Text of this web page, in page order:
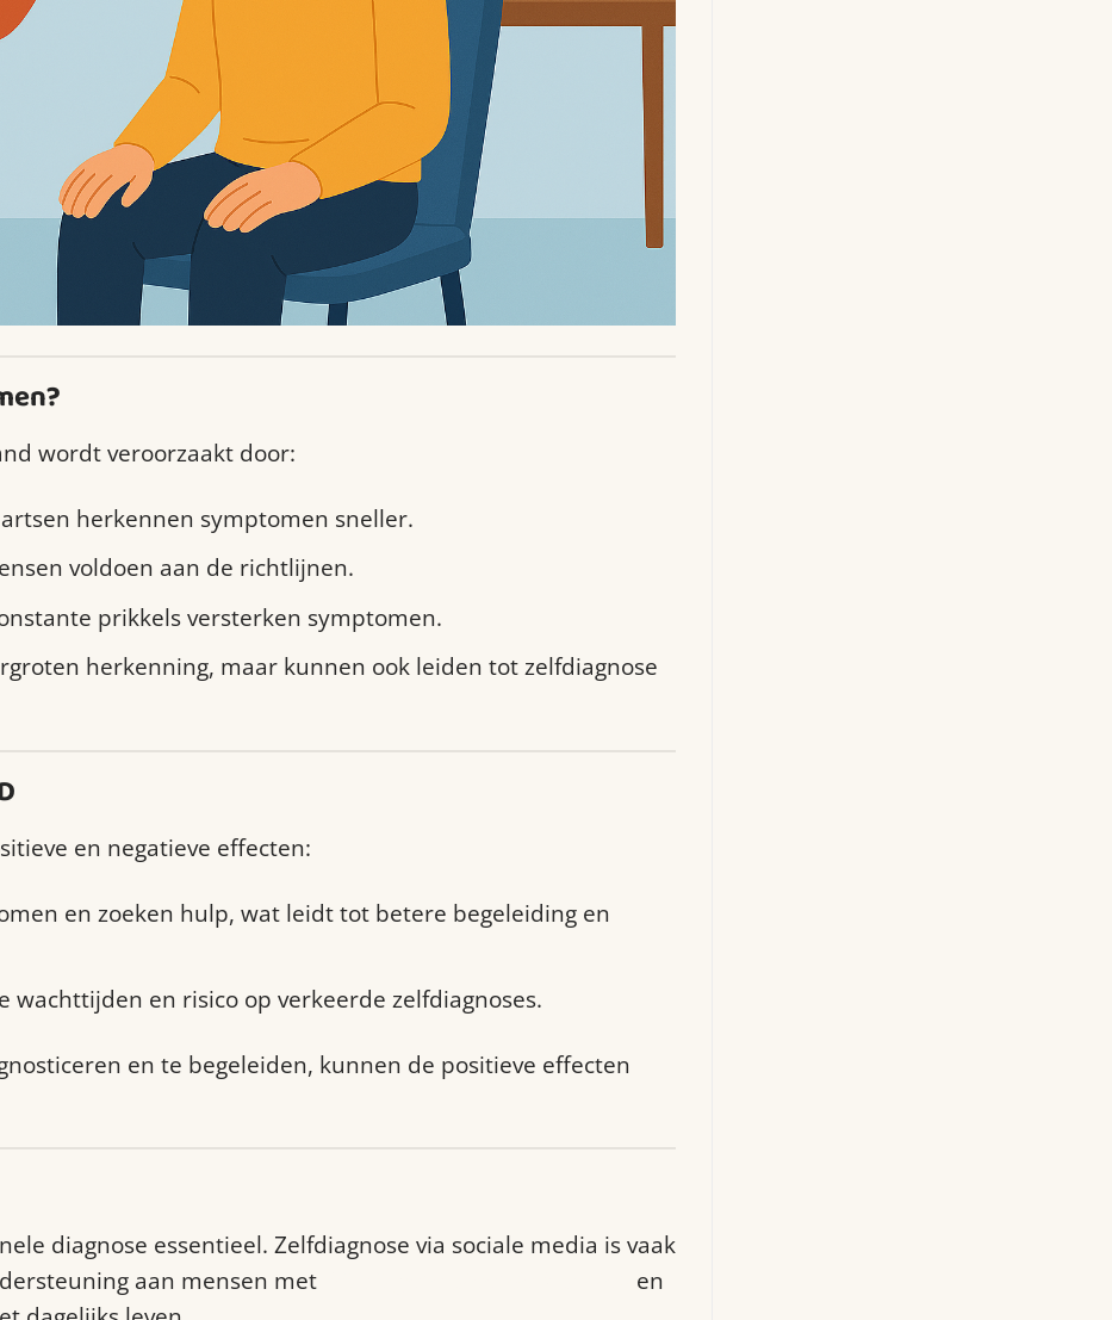
wordt veroorzaakt door:
herkennen symptomen sneller.
voldoen aan de richtlijnen.
prikkels versterken symptomen.
herkenning, maar kunnen ook leiden tot zelfdiagnose
en negatieve effecten:
en zoeken hulp, wat leidt tot betere begeleiding en
wachttijden en risico op verkeerde zelfdiagnoses.
en te begeleiden, kunnen de positieve effecten
diagnose essentieel. Zelfdiagnose via sociale media is vaak
aan mensen met
en